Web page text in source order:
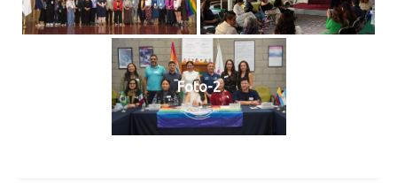
Foto-2